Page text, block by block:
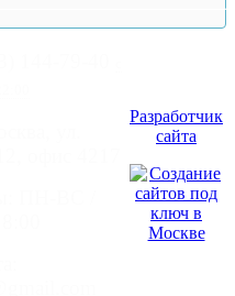
Разработчик
сайта